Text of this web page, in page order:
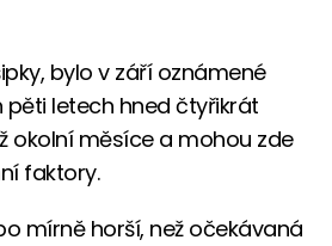
bylo v září oznámené
letech hned čtyřikrát
okolní měsíce a mohou zde
faktory.
mírně horší, než očekávaná